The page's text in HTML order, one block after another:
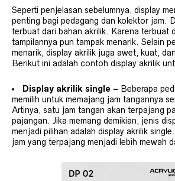
Seperti penjelasan sebelumnya, display
penting bagi pedagang dan kolektor jam.
terbuat dari bahan akrilik. Karena terbuat
tampilannya pun tampak menarik. Selain
menarik, display akrilik juga awet, kuat,
Berikut ini adalah contoh display akrilik
Display akrilik single – Beberapa
memilih untuk memajang jam tangannya
Artinya, satu jam tangan akan terpajang
pajangan. Jika memang demikian, jenis
menjadi pilihan adalah display akrilik
jam yang terpajang menjadi lebih mewah